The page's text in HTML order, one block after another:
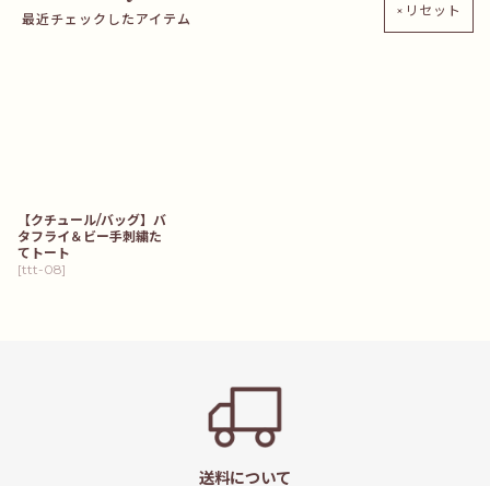
最近チェックしたアイテム
×リセット
【クチュール/バッグ】バ
タフライ＆ビー手刺繍た
てトート
[ttt-08]
送料について